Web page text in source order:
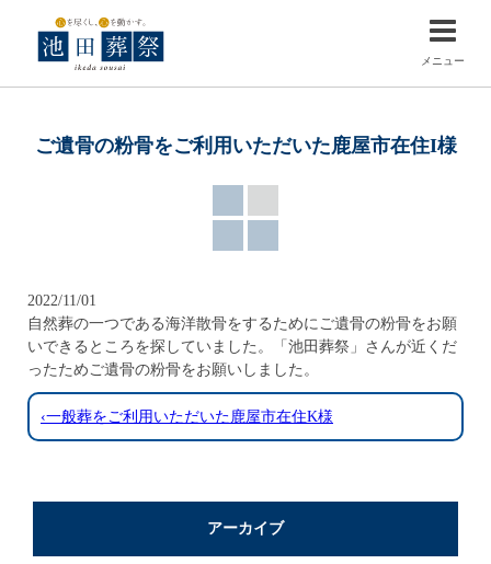
メニュー
ご遺骨の粉骨をご利用いただいた鹿屋市在住I様
2022/11/01
自然葬の一つである海洋散骨をするためにご遺骨の粉骨をお願
いできるところを探していました。「池田葬祭」さんが近くだ
ったためご遺骨の粉骨をお願いしました。
‹一般葬をご利用いただいた鹿屋市在住K様
アーカイブ